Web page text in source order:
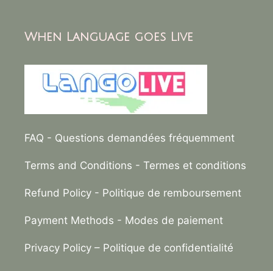
When Language goes Live
FAQ - Questions demandées fréquemment
Terms and Conditions - Termes et conditions
Refund Policy - Politique de remboursement
Payment Methods - Modes de paiement
Privacy Policy – Politique de confidentialité